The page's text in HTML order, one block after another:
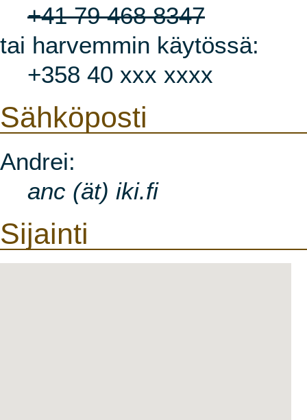
+41 79 468 8347
tai harvemmin käytössä:
+358 40 xxx xxxx
Sähköposti
Andrei:
anc (ät) iki.fi
Sijainti